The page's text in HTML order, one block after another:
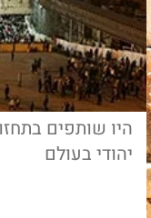
היו שותפים
יהודי בעולם